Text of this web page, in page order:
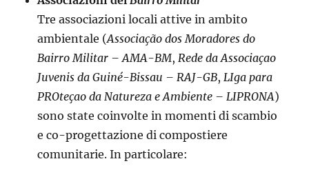
Tre associazioni locali attive in ambito
ambientale (Associação dos Moradores do
Bairro Militar – AMA-BM,Rede da Associaçao
Juvenis da Guiné-Bissau – RAJ-GB,LIga para
PROteçao da Natureza e Ambiente – LIPRONA)
sono state coinvolte in momenti di scambio
e co-progettazione di compostiere
comunitarie. In particolare: